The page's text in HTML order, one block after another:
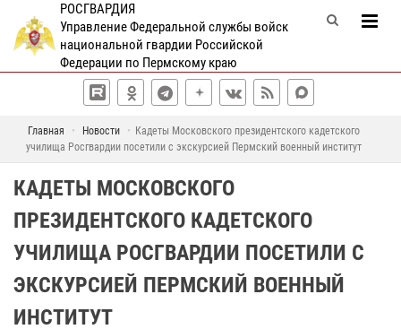
РОСГВАРДИЯ
Управление Федеральной службы войск
национальной гвардии Российской
Федерации по Пермскому краю
Главная Новости
Кадеты Московского президентского кадетского
училища Росгвардии посетили с экскурсией Пермский военный институт
КАДЕТЫ МОСКОВСКОГО
ПРЕЗИДЕНТСКОГО КАДЕТСКОГО
УЧИЛИЩА РОСГВАРДИИ ПОСЕТИЛИ С
ЭКСКУРСИЕЙ ПЕРМСКИЙ ВОЕННЫЙ
ИНСТИТУТ